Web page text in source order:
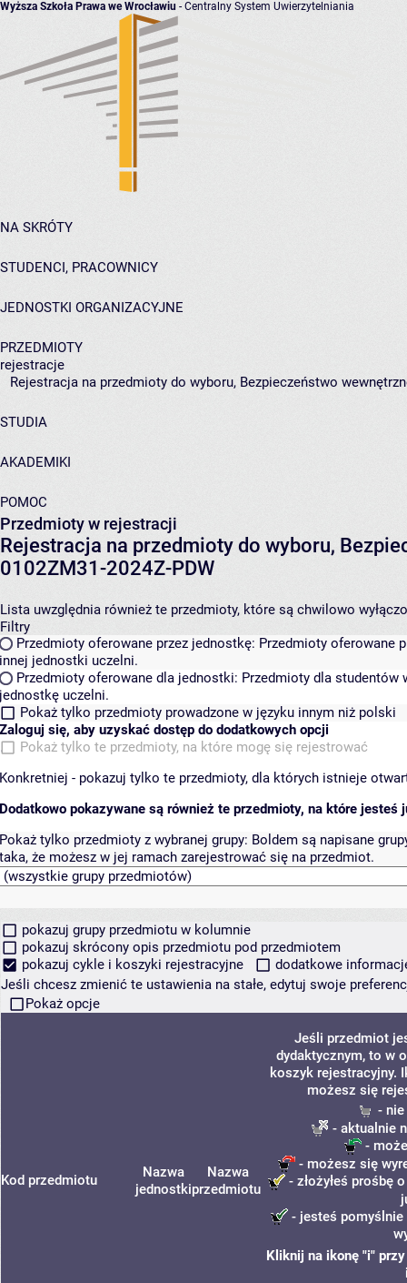
Wyższa Szkoła Prawa we Wrocławiu - Centralny System Uwierzytelniania
NA SKRÓTY
STUDENCI, PRACOWNICY
JEDNOSTKI ORGANIZACYJNE
PRZEDMIOTY
rejestracje
Rejestracja na przedmioty do wyboru, Bezpieczeństwo
STUDIA
AKADEMIKI
POMOC
Przedmioty w rejestracji
Rejestracja na przedmioty do wyboru,
0102ZM31-2024Z-PDW
Lista uwzględnia również te przedmioty, które są chwilowo
Filtry
Przedmioty oferowane przez jednostkę: Przedmioty oferowane
innej jednostki uczelni.
Przedmioty oferowane dla jednostki: Przedmioty dla studentów
jednostkę uczelni.
Pokaż tylko przedmioty prowadzone w języku innym niż polski
Zaloguj się, aby uzyskać dostęp do dodatkowych opcji
Pokaż tylko te przedmioty, na które mogę się rejestrować
Konkretniej - pokazuj tylko te przedmioty, dla których istnieje
Dodatkowo pokazywane są również te przedmioty, na które jesteś
Pokaż tylko przedmioty z wybranej grupy: Boldem są napisane
taka, że możesz w jej ramach zarejestrować się na przedmiot.
pokazuj grupy przedmiotu w kolumnie
pokazuj skrócony opis przedmiotu pod przedmiotem
pokazuj cykle i koszyki rejestracyjne
dodatkowe
Jeśli chcesz zmienić te ustawienia na stałe, edytuj swoje
Pokaż opcje
Kod przedmiotu
Nazwa
jednostki
Nazwa
przedmiotu
Jeśli przedmiot
dydaktycznym, to w
koszyk rejestracyjny.
możesz się
-
- aktualnie
-
- możesz się
- złożyłeś prośbę
- jesteś
Kliknij na ikonę "i"